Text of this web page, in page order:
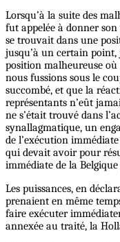
Lorsqu’à la suite des
fut appelée à donner
se trouvait dans une
jusqu’à un certain
position malheureuse
nous fussions sous le
succombé, et que la
représentants n’eût
ne s’était trouvé dans
synallagmatique, un
de l’exécution
qui devait avoir pour
immédiate de la
Les puissances, en
prenaient en même
faire exécuter
annexée au traité, la